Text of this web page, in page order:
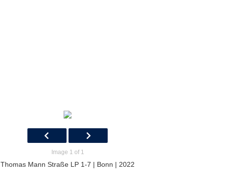
Image 1 of 1
Thomas Mann Straße LP 1-7 | Bonn | 2022